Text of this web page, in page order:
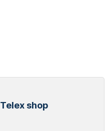
Telex shop